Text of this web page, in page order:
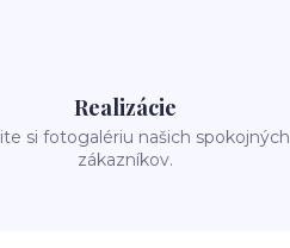
Realizácie
si fotogalériu našich spokojných
zákazníkov.